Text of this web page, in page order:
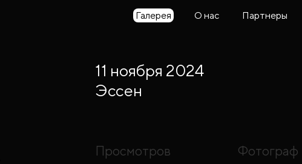
Галерея О нас Партнеры
11 ноября 2024
Эссен
Просмотров Фотограф